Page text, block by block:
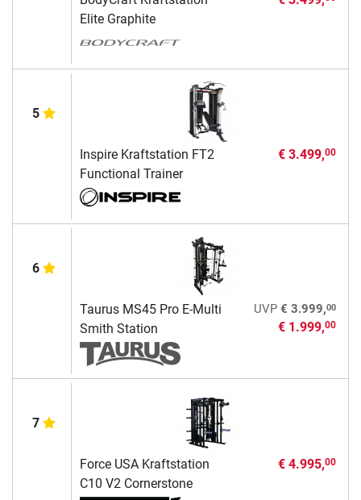
Elite Graphite
5
Inspire Kraftstation FT2
Functional Trainer
€ 3.499,00
6
Taurus MS45 Pro E-Multi
Smith Station
UVP € 3.999,00
€ 1.999,00
7
Force USA Kraftstation
C10 V2 Cornerstone
€ 4.995,00